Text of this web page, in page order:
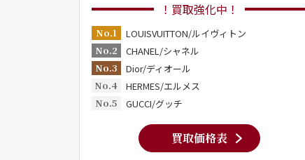
！買取強化中！
No.1
LOUISVUITTON/ルイヴィトン
No.2
CHANEL/シャネル
No.3
Dior/ディオール
No.4
HERMES/エルメス
No.5
GUCCI/グッチ
買取価格表